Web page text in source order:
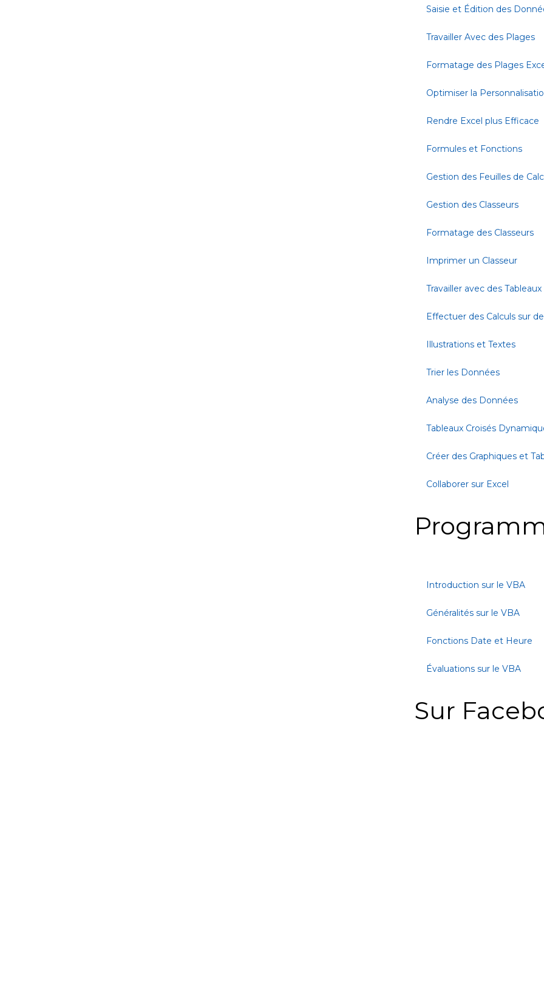
Saisie et Édition des
Travailler Avec des Plages
Formatage des Plages
Optimiser la
Rendre Excel plus Efficace
Formules et Fonctions
Gestion des Feuilles de
Gestion des Classeurs
Formatage des Classeurs
Imprimer un Classeur
Travailler avec des Tableaux
Effectuer des Calculs sur
Illustrations et Textes
Trier les Données
Analyse des Données
Tableaux Croisés
Créer des Graphiques et
Collaborer sur Excel
Introduction sur le VBA
Généralités sur le VBA
Fonctions Date et Heure
Évaluations sur le VBA
Sur